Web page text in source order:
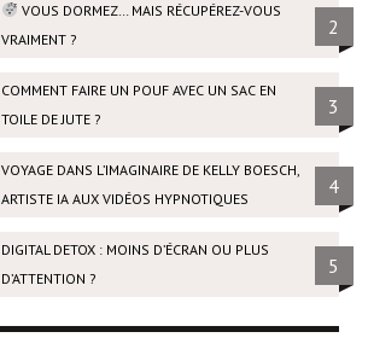
VOUS DORMEZ… MAIS RÉCUPÉREZ-VOUS
VRAIMENT ?
2
COMMENT FAIRE UN POUF AVEC UN SAC EN
TOILE DE JUTE ?
3
VOYAGE DANS L’IMAGINAIRE DE KELLY BOESCH,
ARTISTE IA AUX VIDÉOS HYPNOTIQUES
4
DIGITAL DETOX : MOINS D’ÉCRAN OU PLUS
D’ATTENTION ?
5